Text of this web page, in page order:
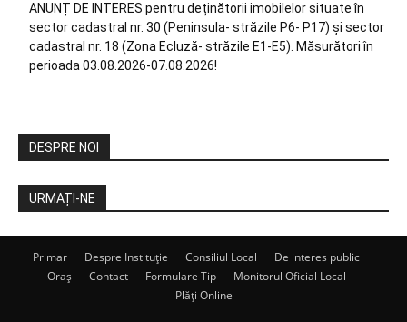
ANUNȚ DE INTERES pentru deținătorii imobilelor situate în
sector cadastral nr. 30 (Peninsula- străzile P6- P17) și sector
cadastral nr. 18 (Zona Ecluză- străzile E1-E5). Măsurători în
perioada 03.08.2026-07.08.2026!
DESPRE NOI
URMAȚI-NE
Primar Despre Instituție Consiliul Local
De interes public
Oraș
Contact Formulare Tip
Monitorul Oficial Local
Plăți Online